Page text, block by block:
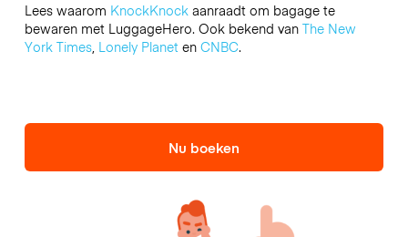
Lees waarom KnockKnockaanraadt om bagage te
bewaren met LuggageHero. Ook bekend van The New
York Times, Lonely Planeten CNBC.
Nu boeken